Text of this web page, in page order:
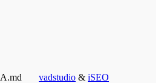
vadstudio & iSEO